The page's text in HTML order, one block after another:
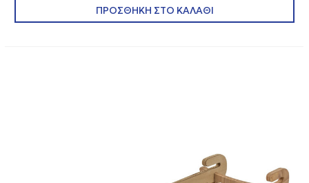
ΠΡΟΣΘΗΚΗ ΣΤΟ ΚΑΛΑΘΙ